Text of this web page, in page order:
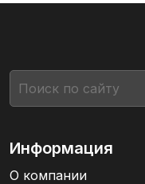
Информация
О компании